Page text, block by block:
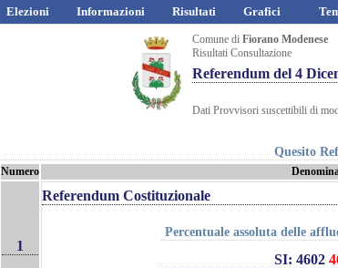
Elezioni Informazioni Risultati Grafici
Comune di Fiorano Modenese
Risultati Consultazione
Referendum del 4
Dati Provvisori suscettibili di
Quesito
Numero
1
Referendum Costituzionale
Percentuale assoluta delle
SI: 4602